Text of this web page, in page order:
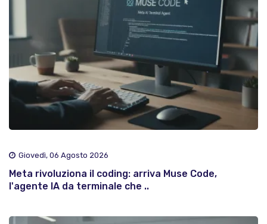
Giovedì, 06 Agosto 2026
Meta rivoluziona il coding: arriva Muse Code,
l'agente IA da terminale che ..